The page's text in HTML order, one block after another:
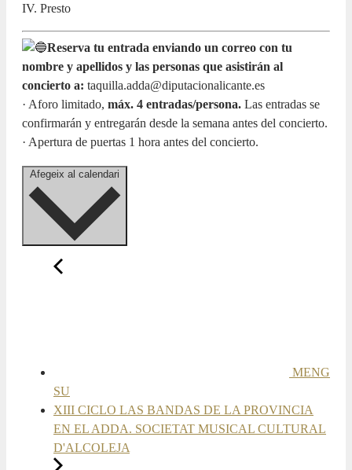
IV. Presto
Reserva tu entrada enviando un correo con tu
nombre y apellidos y las personas que asistirán al
concierto a: taquilla.adda@diputacionalicante.es
· Aforo limitado, máx. 4 entradas/persona. Las entradas se
confirmarán y entregarán desde la semana antes del concierto.
· Apertura de puertas 1 hora antes del concierto.
MENG
SU
XIII CICLO LAS BANDAS DE LA PROVINCIA
EN EL ADDA. SOCIETAT MUSICAL CULTURAL
D'ALCOLEJA